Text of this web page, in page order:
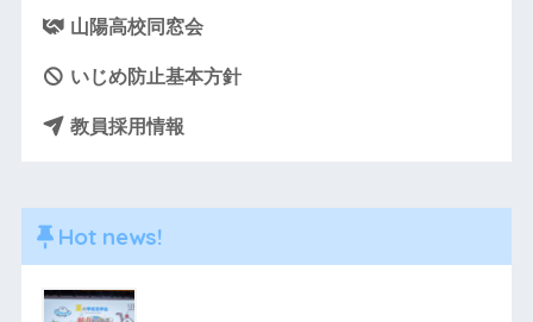
山陽高校同窓会
いじめ防止基本方針
教員採用情報
Hot news!